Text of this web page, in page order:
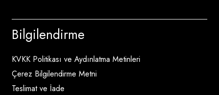
Bilgilendirme
KVKK Politikası ve Aydınlatma Metinleri
Çerez Bilgilendirme Metni
Teslimat ve İade